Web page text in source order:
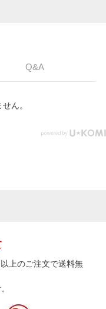
Q&A
ん。
上のご注文で送料無